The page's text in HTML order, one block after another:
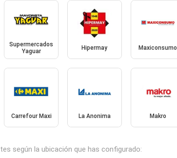
Supermercados
Yaguar
Hipermay Maxiconsumo
Carrefour Maxi La Anonima Makro
según la ubicación que has configurado: